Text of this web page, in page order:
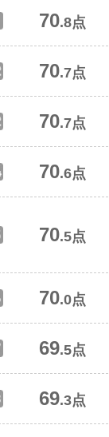
70.8点
70.7点
70.7点
70.6点
70.5点
70.0点
69.5点
69.3点